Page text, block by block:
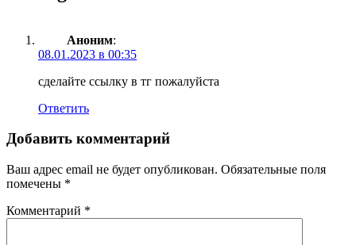
Аноним:
08.01.2023 в 00:35
сделайте ссылку в тг пожалуйста
Ответить
Добавить комментарий
Ваш адрес email не будет опубликован. Обязательные поля
помечены *
Комментарий *